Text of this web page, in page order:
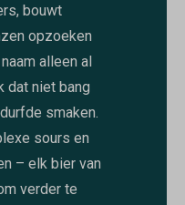
bouwt
opzoeken
alleen al
dat niet bang
smaken.
sours en
– elk bier van
verder te